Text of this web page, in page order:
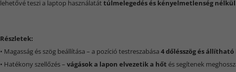
lehetővé teszi a laptop használatát túlmelegedés és kényelmetlenség nélkül
Részletek:
• Magasság és szög beállítása – a pozíció testreszabása 4 dőlésszög és
• Hatékony szellőzés – vágások a lapon elvezetik a hőt és segítenek